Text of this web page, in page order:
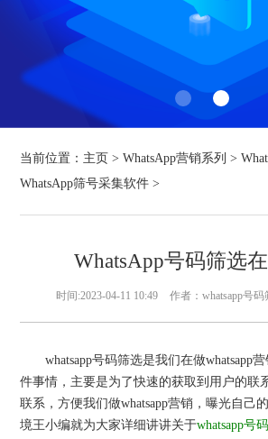
当前位置： 主页 >WhatsApp营销系列 >
WhatsApp筛号采集软件 >
WhatsApp号码筛选
时间:2023-04-11 10:49 作者：whatsapp号码
whatsapp号码筛选是我们在做whatsapp
件事情，主要是为了快速的获取到用户的联
联系，方便我们做whatsapp营销，曝光自己
境王小编就为大家详细讲讲关于whatsapp号